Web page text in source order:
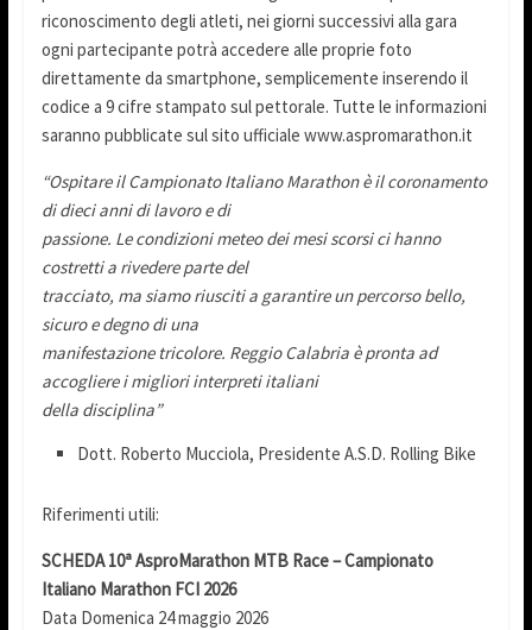
riconoscimento degli atleti, nei giorni successivi alla gara
ogni partecipante potrà accedere alle proprie foto
direttamente da smartphone, semplicemente inserendo il
codice a 9 cifre stampato sul pettorale. Tutte le informazioni
saranno pubblicate sul sito ufficiale www.aspromarathon.it
“Ospitare il Campionato Italiano Marathon è il coronamento
di dieci anni di lavoro e di
passione. Le condizioni meteo dei mesi scorsi ci hanno
costretti a rivedere parte del
tracciato, ma siamo riusciti a garantire un percorso bello,
sicuro e degno di una
manifestazione tricolore. Reggio Calabria è pronta ad
accogliere i migliori interpreti italiani
della disciplina”
Dott. Roberto Mucciola, Presidente A.S.D. Rolling Bike
Riferimenti utili:
SCHEDA 10ª AsproMarathon MTB Race – Campionato
Italiano Marathon FCI 2026
Data Domenica 24 maggio 2026